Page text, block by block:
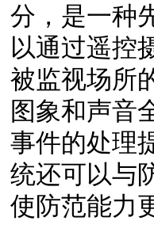
分，是一种
以通过遥控
被监视场所
图象和声音
事件的处理
统还可以与
使防范能力